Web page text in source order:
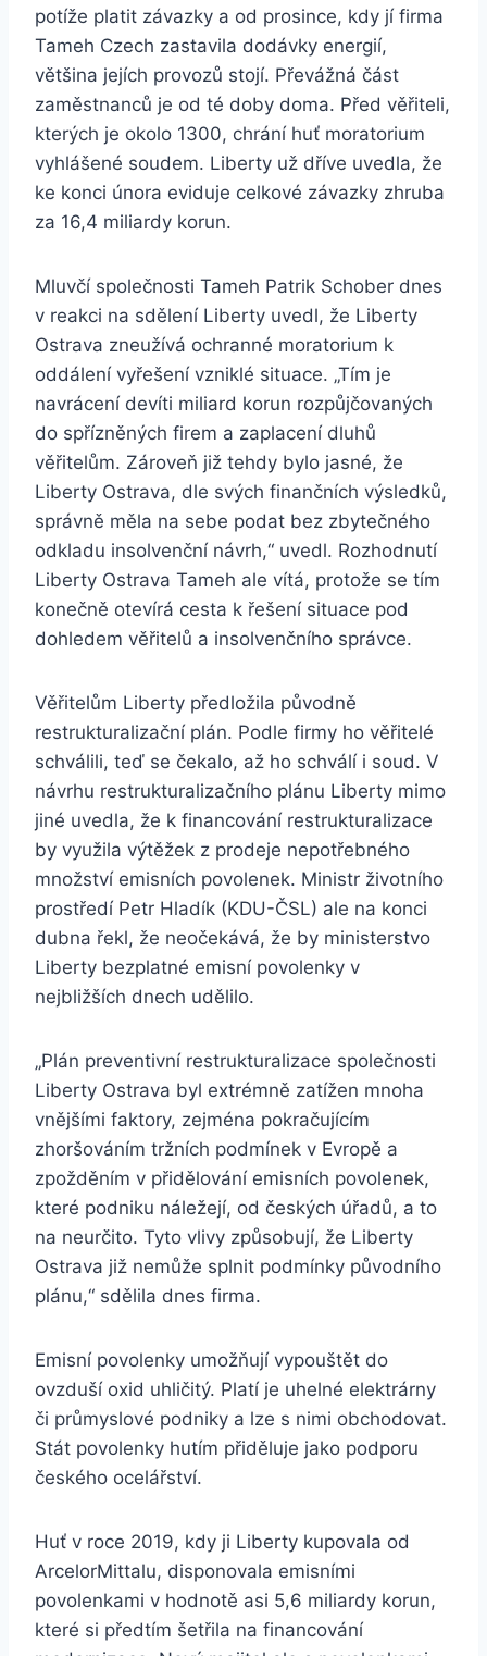
potíže platit závazky a od prosince, kdy jí firma
Tameh Czech zastavila dodávky energií,
většina jejích provozů stojí. Převážná část
zaměstnanců je od té doby doma. Před věřiteli,
kterých je okolo 1300, chrání huť moratorium
vyhlášené soudem. Liberty už dříve uvedla, že
ke konci února eviduje celkové závazky zhruba
za 16,4 miliardy korun.
Mluvčí společnosti Tameh Patrik Schober dnes
v reakci na sdělení Liberty uvedl, že Liberty
Ostrava zneužívá ochranné moratorium k
oddálení vyřešení vzniklé situace. „Tím je
navrácení devíti miliard korun rozpůjčovaných
do spřízněných firem a zaplacení dluhů
věřitelům. Zároveň již tehdy bylo jasné, že
Liberty Ostrava, dle svých finančních výsledků,
správně měla na sebe podat bez zbytečného
odkladu insolvenční návrh,“ uvedl. Rozhodnutí
Liberty Ostrava Tameh ale vítá, protože se tím
konečně otevírá cesta k řešení situace pod
dohledem věřitelů a insolvenčního správce.
Věřitelům Liberty předložila původně
restrukturalizační plán. Podle firmy ho věřitelé
schválili, teď se čekalo, až ho schválí i soud. V
návrhu restrukturalizačního plánu Liberty mimo
jiné uvedla, že k financování restrukturalizace
by využila výtěžek z prodeje nepotřebného
množství emisních povolenek. Ministr životního
prostředí Petr Hladík (KDU-ČSL) ale na konci
dubna řekl, že neočekává, že by ministerstvo
Liberty bezplatné emisní povolenky v
nejbližších dnech udělilo.
„Plán preventivní restrukturalizace společnosti
Liberty Ostrava byl extrémně zatížen mnoha
vnějšími faktory, zejména pokračujícím
zhoršováním tržních podmínek v Evropě a
zpožděním v přidělování emisních povolenek,
které podniku náležejí, od českých úřadů, a to
na neurčito. Tyto vlivy způsobují, že Liberty
Ostrava již nemůže splnit podmínky původního
plánu,“ sdělila dnes firma.
Emisní povolenky umožňují vypouštět do
ovzduší oxid uhličitý. Platí je uhelné elektrárny
či průmyslové podniky a lze s nimi obchodovat.
Stát povolenky hutím přiděluje jako podporu
českého ocelářství.
Huť v roce 2019, kdy ji Liberty kupovala od
ArcelorMittalu, disponovala emisními
povolenkami v hodnotě asi 5,6 miliardy korun,
které si předtím šetřila na financování